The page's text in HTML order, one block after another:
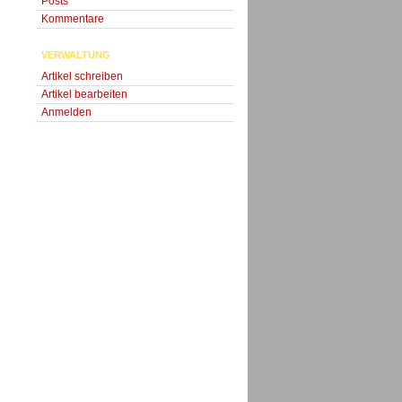
Kommentare
VERWALTUNG
Artikel schreiben
Artikel bearbeiten
Anmelden